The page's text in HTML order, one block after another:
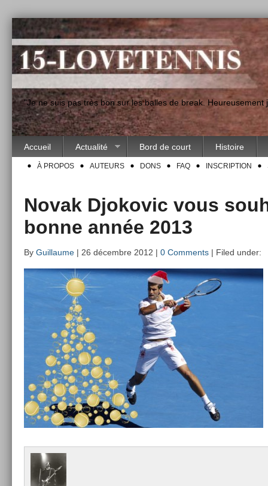
"Je ne suis pas très bon sur les balles de break.
Accueil Actualité Bord de court Histoire
À PROPOS AUTEURS DONS FAQ INSCRIPTION
Novak Djokovic vous
bonne année 2013
By Guillaume | 26 décembre 2012 | 0 Comments | Filed under: